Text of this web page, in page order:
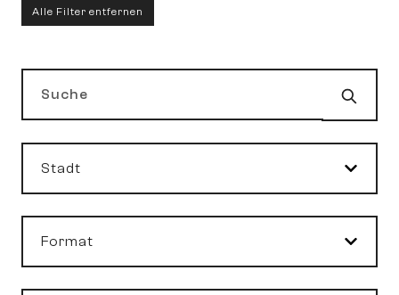
Alle Filter entfernen
Suche
Stadt
Format